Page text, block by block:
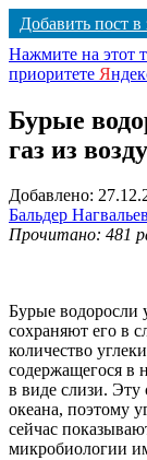
Добавить пост в
Нажмите на этот
приоритете Я
Бурые
газ из
Добавлено:
Бальдер
Прочитано: 481
Бурые водоросли
сохраняют его в
количество
содержащегося в
в виде слизи. Эту
океана, поэтому
сейчас
микробиологии